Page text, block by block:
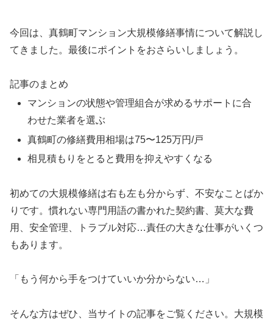
今回は、真鶴町マンション大規模修繕事情について解説し
てきました。最後にポイントをおさらいしましょう。
記事のまとめ
マンションの状態や管理組合が求めるサポートに合
わせた業者を選ぶ
真鶴町の修繕費用相場は75〜125万円/戸
相見積もりをとると費用を抑えやすくなる
初めての大規模修繕は右も左も分からず、不安なことばか
りです。慣れない専門用語の書かれた契約書、莫大な費
用、安全管理、トラブル対応…責任の大きな仕事がいくつ
もあります。
「もう何から手をつけていいか分からない…」
そんな方はぜひ、当サイトの記事をご覧ください。大規模